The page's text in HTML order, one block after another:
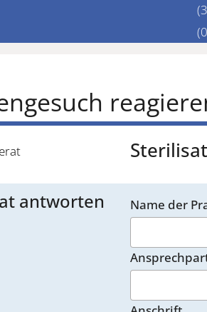
antworten Name der